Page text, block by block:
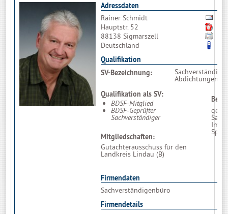
Adressdaten
Rainer Schmidt
Hauptstr. 52
88138 Sigmarszell
Deutschland
Qualifikation
SV-Bezeichnung:
Abdichtungen
Qualifikation als SV:
BDSF-Mitglied
BDSF-Geprüfter
Sachverständiger
Mitgliedschaften:
Gutachterausschuss für den
Landkreis Lindau (B)
Firmendaten
Sachverständigenbüro
Firmendetails